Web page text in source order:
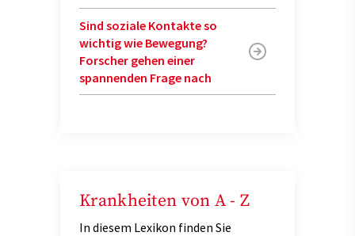
Sind soziale Kontakte so
wichtig wie Bewegung?
Forscher gehen einer
spannenden Frage nach
Krankheiten von A - Z
In diesem Lexikon finden Sie